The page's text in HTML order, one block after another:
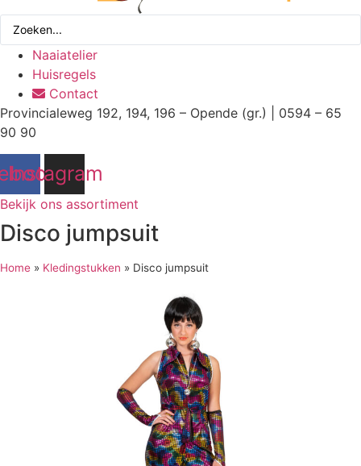
Search
Naaiatelier
Huisregels
Contact
Provincialeweg 192, 194, 196 – Opende (gr.) | 0594 – 65
90 90
Instagram
Bekijk ons assortiment
Disco jumpsuit
Home » Kledingstukken » Disco jumpsuit